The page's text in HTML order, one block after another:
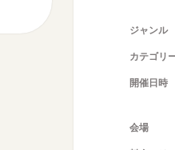
ジャンル
カテゴリ
開催日時
会場